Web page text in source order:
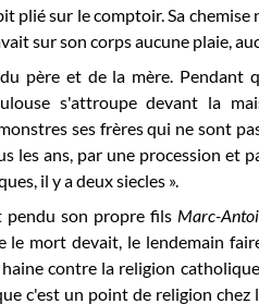
plié sur le comptoir. Sa
sur son corps aucune plaie,
père et de la mère. Pendant
s'attroupe devant la
ses frères qui ne sont
les ans, par une procession et
il y a deux siecles ».
son propre fils Marc-
mort devait, le lendemain
contre la religion
c'est un point de religion chez